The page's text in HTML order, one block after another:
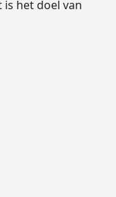
het doel van